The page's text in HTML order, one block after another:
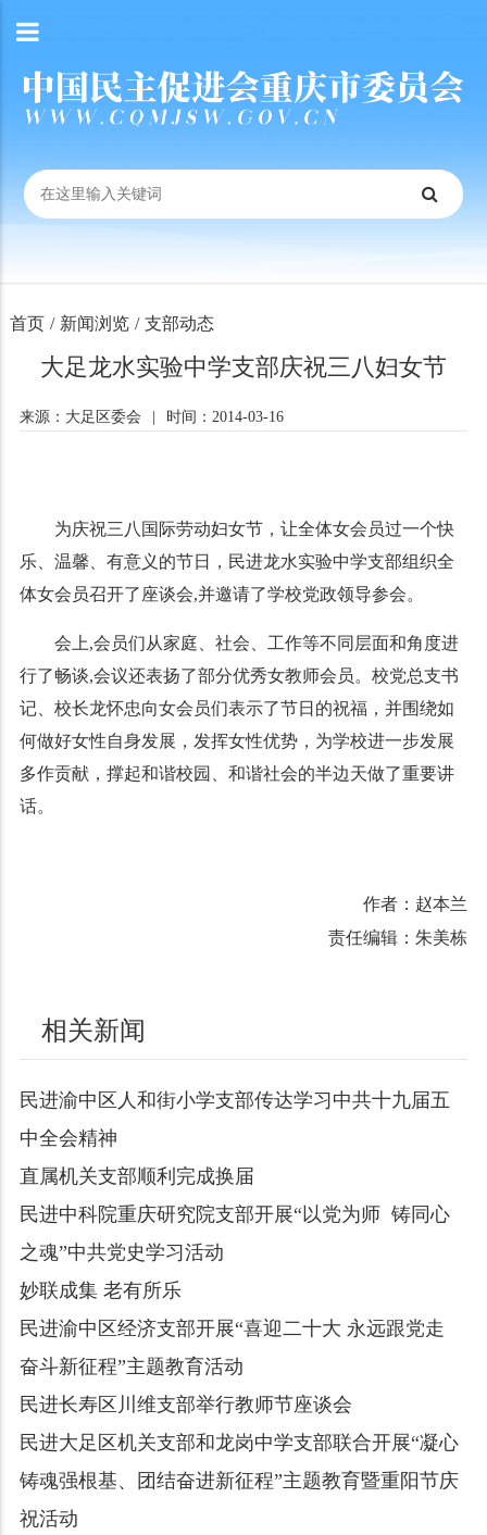
首页 / 新闻浏览 / 支部动态
大足龙水实验中学支部庆祝三八妇女节
来源：大足区委会 时间：2014-03-16
为庆祝三八国际劳动妇女节，让全体女会员过一个快
乐、温馨、有意义的节日，民进龙水实验中学支部组织全
体女会员召开了座谈会,并邀请了学校党政领导参会。
会上,会员们从家庭、社会、工作等不同层面和角度进
行了畅谈,会议还表扬了部分优秀女教师会员。校党总支书
记、校长龙怀忠向女会员们表示了节日的祝福，并围绕如
何做好女性自身发展，发挥女性优势，为学校进一步发展
多作贡献，撑起和谐校园、和谐社会的半边天做了重要讲
话。
作者：赵本兰
责任编辑：朱美栋
相关新闻
民进渝中区人和街小学支部传达学习中共十九届五
中全会精神
直属机关支部顺利完成换届
民进中科院重庆研究院支部开展“以党为师 铸同心
之魂”中共党史学习活动
妙联成集 老有所乐
民进渝中区经济支部开展“喜迎二十大 永远跟党走
奋斗新征程”主题教育活动
民进长寿区川维支部举行教师节座谈会
民进大足区机关支部和龙岗中学支部联合开展“凝心
铸魂强根基、团结奋进新征程”主题教育暨重阳节庆
祝活动